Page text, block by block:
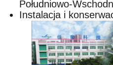
Południowo-
Instalacja i